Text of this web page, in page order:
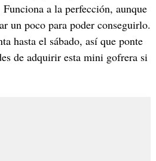
a la perfección, aunque
un poco para poder conseguirlo.
hasta el sábado, así que ponte
de adquirir esta mini gofrera si